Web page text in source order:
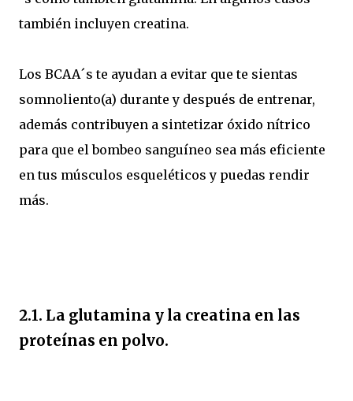
también incluyen creatina.
Los BCAA´s te ayudan a evitar que te sientas
somnoliento(a) durante y después de entrenar,
además contribuyen a sintetizar óxido nítrico
para que el bombeo sanguíneo sea más eficiente
en tus músculos esqueléticos y puedas rendir
más.
2.1. La glutamina y la creatina en las
proteínas en polvo.